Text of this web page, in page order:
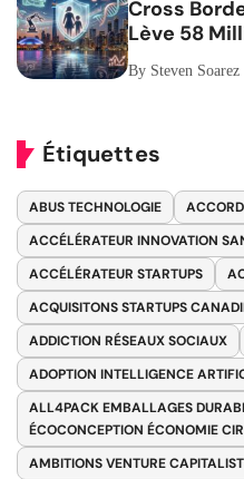
Cross
Lève 58
Femmes
By Steven Soarez
Étiquettes
ABUS TECHNOLOGIE
ACCÉLÉRATEUR INNOVATION
ACCÉLÉRATEUR STARTUPS
ACQUISITONS STARTUPS
ADDICTION RÉSEAUX SOCIAUX
ADOPTION INTELLIGENCE
ALL4PACK EMBALLAGES
ÉCOCONCEPTION ÉCONOMIE
AMBITIONS VENTURE